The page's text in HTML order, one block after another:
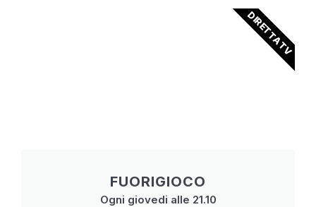
FUORIGIOCO
Ogni giovedi alle 21.10
DIRETTA TV